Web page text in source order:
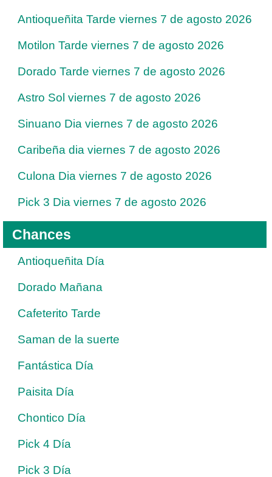
Antioqueñita Tarde viernes 7 de agosto 2026
Motilon Tarde viernes 7 de agosto 2026
Dorado Tarde viernes 7 de agosto 2026
Astro Sol viernes 7 de agosto 2026
Sinuano Dia viernes 7 de agosto 2026
Caribeña dia viernes 7 de agosto 2026
Culona Dia viernes 7 de agosto 2026
Pick 3 Dia viernes 7 de agosto 2026
Chances
Antioqueñita Día
Dorado Mañana
Cafeterito Tarde
Saman de la suerte
Fantástica Día
Paisita Día
Chontico Día
Pick 4 Día
Pick 3 Día